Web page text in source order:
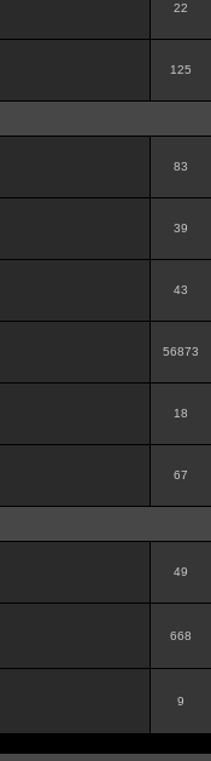
22
125
83
39
43
56873
18
67
49
668
9